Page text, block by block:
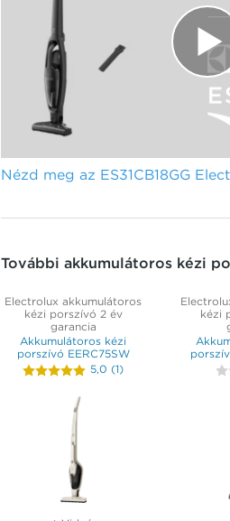
Nézd meg az ES31CB18GG
További akkumulátoros kézi
Electrolux akkumulátoros
kézi porszívó 2 év
garancia
Akkumulátoros kézi
porszívó EERC75SW
5,0 (1)
kézi